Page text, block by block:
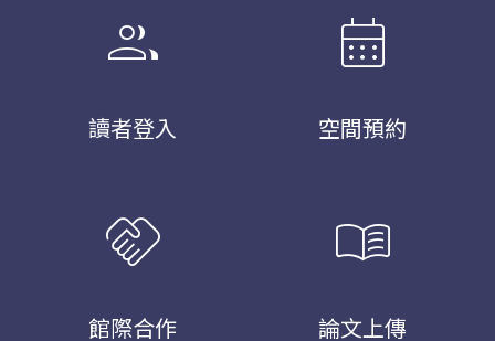
group
讀者登入
calendar_month
空間預約
handshake
館際合作
menu_book
論文上傳